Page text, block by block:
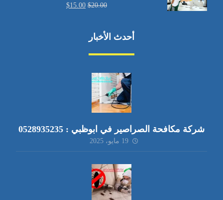
$20.00
$15.00
أحدث الأخبار
شركة مكافحة الصراصير في ابوظبي : 0528935235
19 مايو، 2025